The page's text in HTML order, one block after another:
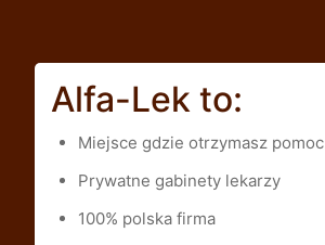
Alfa-Lek to:
Miejsce gdzie otrzymasz pomoc
Prywatne gabinety lekarzy
100% polska firma